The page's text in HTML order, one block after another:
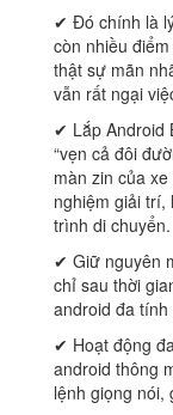
✔ Đó chính là
còn nhiều
thật sự mãn
vẫn rất ngại
✔ Lắp Android
“vẹn cả đôi
màn zin của
nghiệm giải trí,
trình di chuyển.
✔ Giữ nguyên
chỉ sau thời
android đa
✔ Hoạt động
android thông
lệnh giọng nói,